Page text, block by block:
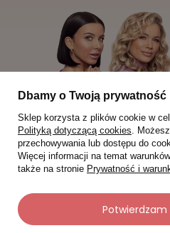
Moje zamówienia
Dbamy o Twoją prywatność
Sklep korzysta z plików cookie w
Polityką dotyczącą cookies.
przechowywania lub dostępu do
Więcej informacji na temat
także na stronie Prywatność i
Potwierdzam